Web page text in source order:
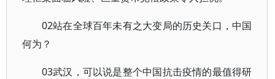
02站在全球百年未有之大变局的历史关口，中国
何为？
03武汉，可以说是整个中国抗击疫情的最值得研